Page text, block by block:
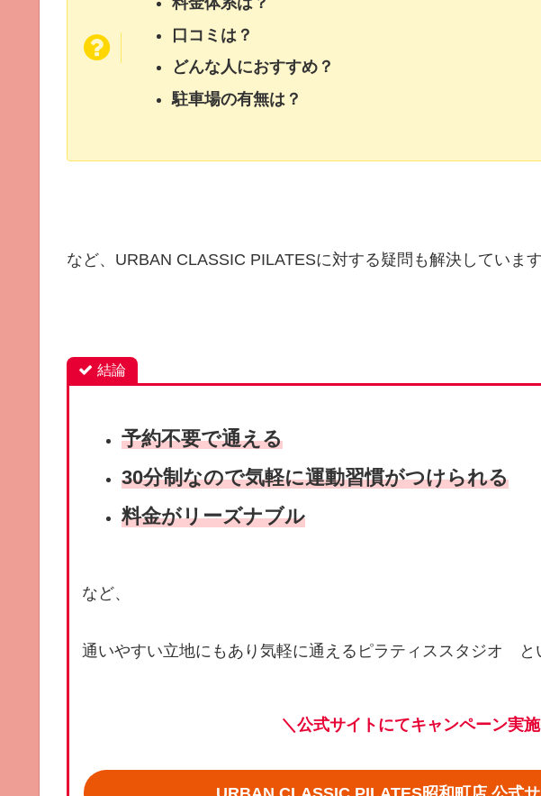
口コミは？
どんな人におすすめ？
駐車場の有無は？
など、URBAN CLASSIC PILATESに対する疑問も解決しています
結論
予約不要で通える
30分制なので気軽に運動習慣がつけられる
料金がリーズナブル
など、
通いやすい立地にもあり気軽に通えるピラティススタジオ と
＼公式サイトにてキャンペーン実